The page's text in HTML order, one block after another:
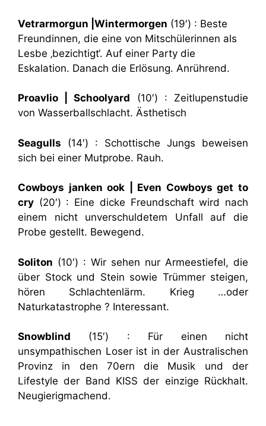
Vetrarmorgun |Wintermorgen (19′) : Beste
Freundinnen, die eine von Mitschülerinnen als
Lesbe ‚bezichtigt‘. Auf einer Party die
Eskalation. Danach die Erlösung. Anrührend.
Proavlio | Schoolyard (10′) : Zeitlupenstudie
von Wasserballschlacht. Ästhetisch
Seagulls (14′) : Schottische Jungs beweisen
sich bei einer Mutprobe. Rauh.
Cowboys janken ook | Even Cowboys get to
cry (20′) : Eine dicke Freundschaft wird nach
einem nicht unverschuldetem Unfall auf die
Probe gestellt. Bewegend.
Soliton (10′) : Wir sehen nur Armeestiefel, die
über Stock und Stein sowie Trümmer steigen,
hören Schlachtenlärm. Krieg …oder
Naturkatastrophe ? Interessant.
Snowblind (15′) : Für einen nicht
unsympathischen Loser ist in der Australischen
Provinz in den 70ern die Musik und der
Lifestyle der Band KISS der einzige Rückhalt.
Neugierigmachend.